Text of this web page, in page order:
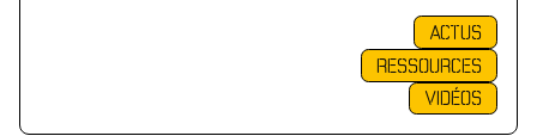
ACTUS
RESSOURCES
VIDÉOS